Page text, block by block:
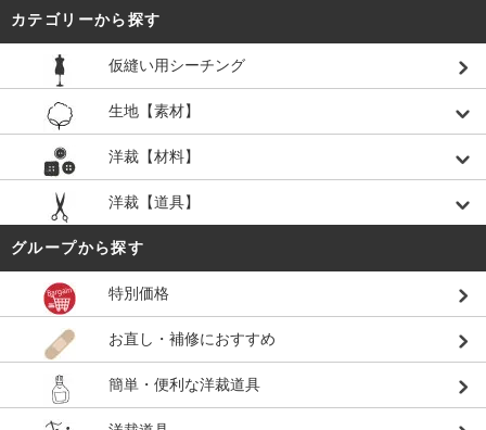
カテゴリーから探す
仮縫い用シーチング
生地【素材】
洋裁【材料】
洋裁【道具】
グループから探す
特別価格
お直し・補修におすすめ
簡単・便利な洋裁道具